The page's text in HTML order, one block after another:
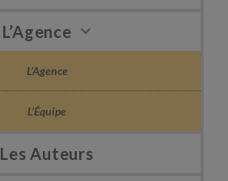
L’Agence
L’Agence
L’Équipe
Les Auteurs